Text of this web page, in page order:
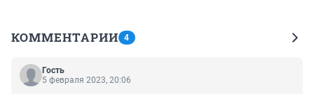
КОММЕНТАРИИ 4
Гость
5 февраля 2023, 20:06